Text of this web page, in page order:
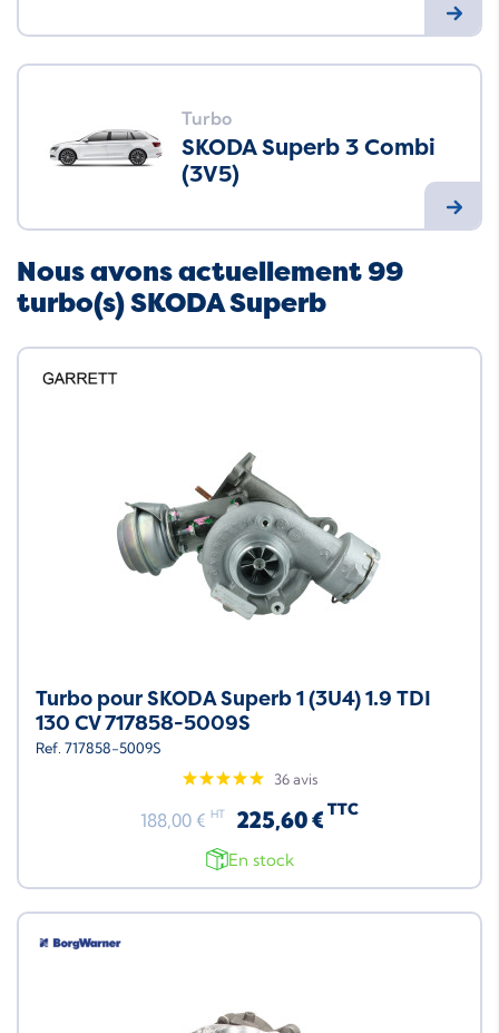
Turbo
SKODA Superb 3 Combi
(3V5)
Nous avons actuellement 99
turbo(s) SKODA Superb
Turbo pour SKODA Superb 1 (3U4) 1.9 TDI
130 CV 717858-5009S
Ref. 717858-5009S
36 avis
188,00 € HT 225,60 € TTC
En stock